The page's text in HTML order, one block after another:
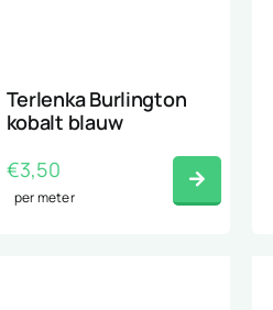
Terlenka Burlington
kobalt blauw
€3,50
per meter